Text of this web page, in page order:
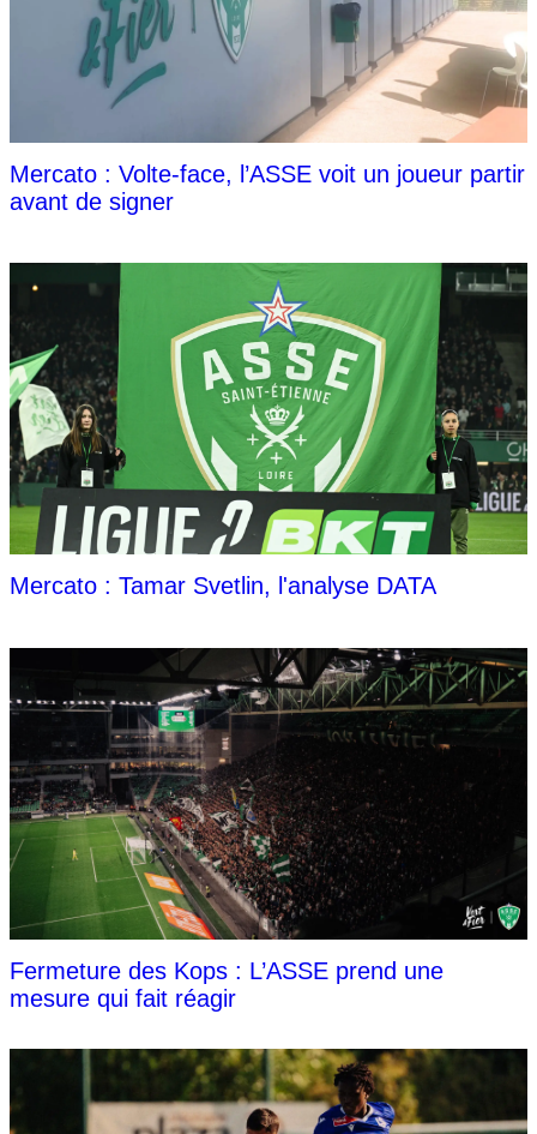
Mercato : Volte-face, l’ASSE voit un joueur partir
avant de signer
Mercato : Tamar Svetlin, l'analyse DATA
Fermeture des Kops : L’ASSE prend une
mesure qui fait réagir